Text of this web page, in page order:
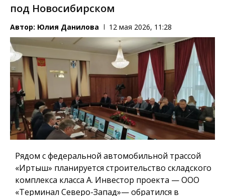
под Новосибирском
Автор: Юлия Данилова 12 мая 2026, 11:28
Рядом с федеральной автомобильной трассой
«Иртыш» планируется строительство складского
комплекса класса А. Инвестор проекта — ООО
«Терминал Северо-Запад»— обратился в